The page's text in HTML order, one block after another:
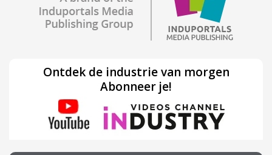
Ontdek de industrie van morgen
Abonneer je!